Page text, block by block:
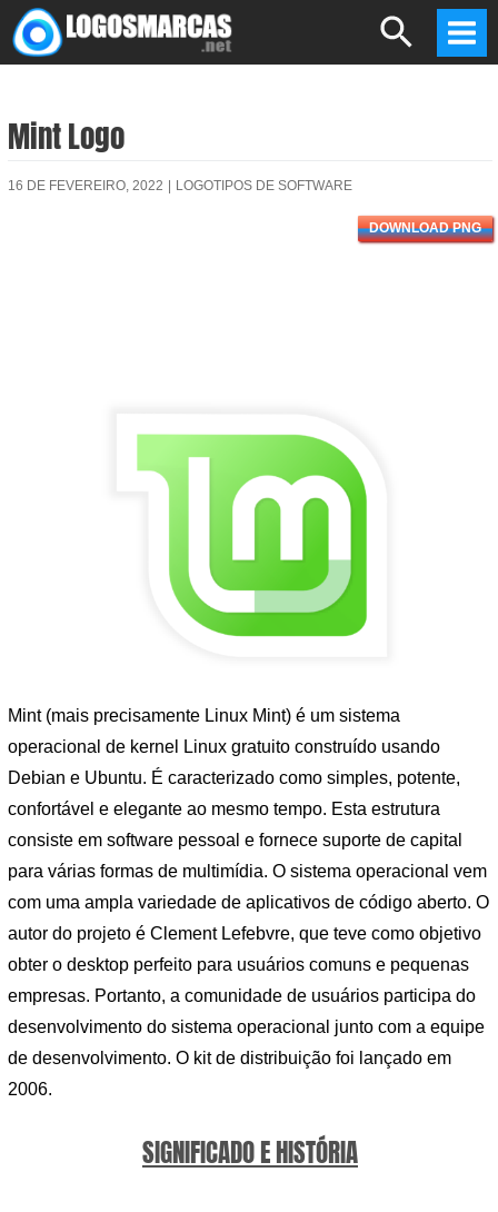
Skip
to
Search
Mint Logo
16 DE FEVEREIRO, 2022 LOGOTIPOS DE SOFTWARE
DOWNLOAD PNG
Mint (mais precisamente Linux Mint) é um sistema
operacional de kernel Linux gratuito construído usando
Debian e Ubuntu. É caracterizado como simples, potente,
confortável e elegante ao mesmo tempo. Esta estrutura
consiste em software pessoal e fornece suporte de capital
para várias formas de multimídia. O sistema operacional vem
com uma ampla variedade de aplicativos de código aberto. O
autor do projeto é Clement Lefebvre, que teve como objetivo
obter o desktop perfeito para usuários comuns e pequenas
empresas. Portanto, a comunidade de usuários participa do
desenvolvimento do sistema operacional junto com a equipe
de desenvolvimento. O kit de distribuição foi lançado em
2006.
SIGNIFICADO E HISTÓRIA